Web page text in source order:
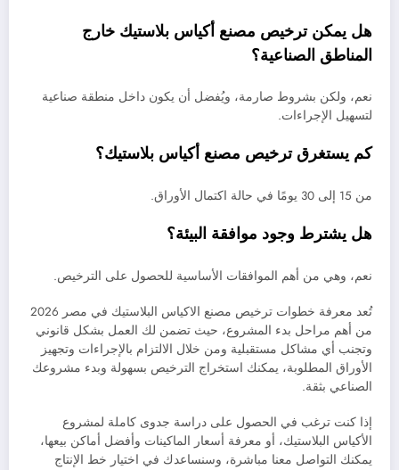
هل يمكن ترخيص مصنع أكياس بلاستيك خارج
المناطق الصناعية؟
نعم، ولكن بشروط صارمة، ويُفضل أن يكون داخل منطقة صناعية
لتسهيل الإجراءات.
كم يستغرق ترخيص مصنع أكياس بلاستيك؟
من 15 إلى 30 يومًا في حالة اكتمال الأوراق.
هل يشترط وجود موافقة البيئة؟
نعم، وهي من أهم الموافقات الأساسية للحصول على الترخيص.
تُعد معرفة خطوات ترخيص مصنع الاكياس البلاستيك في مصر 2026
من أهم مراحل بدء المشروع، حيث تضمن لك العمل بشكل قانوني
وتجنب أي مشاكل مستقبلية ومن خلال الالتزام بالإجراءات وتجهيز
الأوراق المطلوبة، يمكنك استخراج الترخيص بسهولة وبدء مشروعك
الصناعي بثقة.
إذا كنت ترغب في الحصول على دراسة جدوى كاملة لمشروع
الأكياس البلاستيك، أو معرفة أسعار الماكينات وأفضل أماكن بيعها،
يمكنك التواصل معنا مباشرة، وسنساعدك في اختيار خط الإنتاج